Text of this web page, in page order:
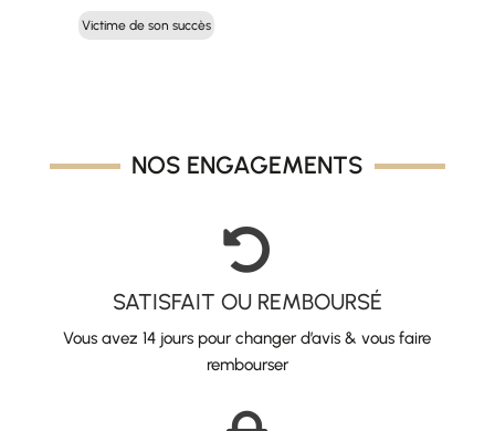
prix
initial
prix
actuel
Victime de son succès
NOS ENGAGEMENTS

SATISFAIT OU REMBOURSÉ
Vous avez 14 jours pour changer d’avis & vous faire
rembourser